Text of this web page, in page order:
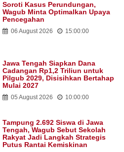
Soroti Kasus Perundungan,
Wagub Minta Optimalkan Upaya
Pencegahan
06 August 2026 15:00:00
Jawa Tengah Siapkan Dana
Cadangan Rp1,2 Triliun untuk
Pilgub 2029, Disisihkan Bertahap
Mulai 2027
05 August 2026 10:00:00
Tampung 2.692 Siswa di Jawa
Tengah, Wagub Sebut Sekolah
Rakyat Jadi Langkah Strategis
Putus Rantai Kemiskinan